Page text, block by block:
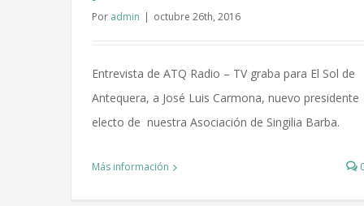
Por admin | octubre 26th, 2016
Entrevista de ATQ Radio – TV graba para El Sol de
Antequera, a José Luis Carmona, nuevo presidente
electo de nuestra Asociación de Singilia Barba.
Más información